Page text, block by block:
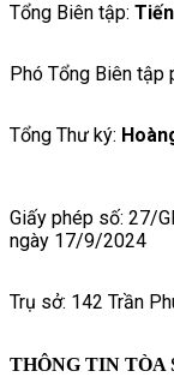
Tổng Biên tập:
Phó Tổng Biên tập
Tổng Thư ký:
Giấy phép số: 27/
ngày 17/9/2024
Trụ sở: 142 Trần
THÔNG TIN TÒA